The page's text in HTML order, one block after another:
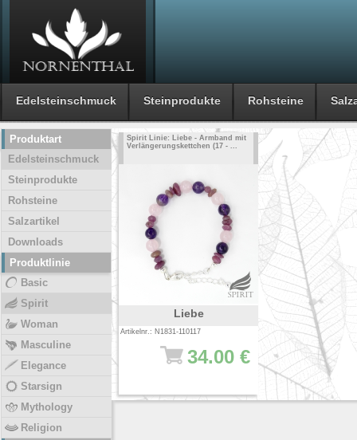
Edelsteinschmuck Steinprodukte Rohsteine
Spirit Linie: Liebe - Armband mit
Verlängerungskettchen (17 - ...
Liebe
Artikelnr.: N1831-110117
34.00 €
Produktart
Edelsteinschmuck
Steinprodukte
Rohsteine
Salzartikel
Downloads
Produktlinie
Basic
Spirit
Woman
Masculine
Elegance
Starsign
Mythology
Religion